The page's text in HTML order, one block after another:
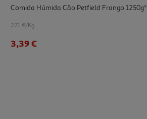
Comida Húmida Cão Petfield Frango 1250g*
2.71 €/Kg
3,39 €